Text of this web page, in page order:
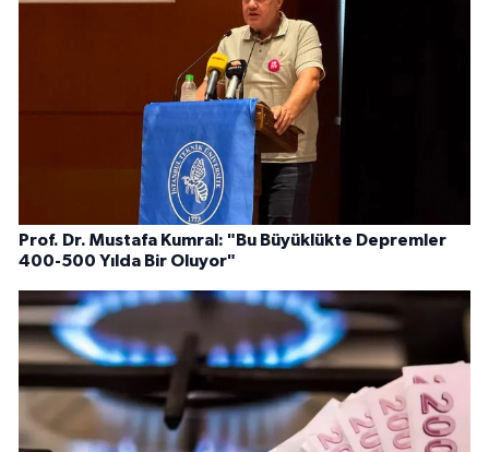
Prof. Dr. Mustafa Kumral: "Bu Büyüklükte Depremler
400-500 Yılda Bir Oluyor"